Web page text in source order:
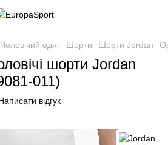
Чоловічий одяг Шорти Шорти Jordan
шорти Jordan
011)
відгук